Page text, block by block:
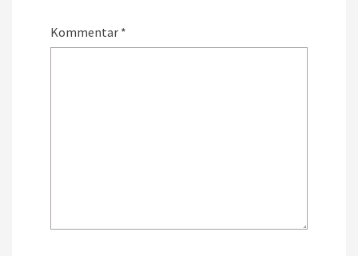
Kommentar *